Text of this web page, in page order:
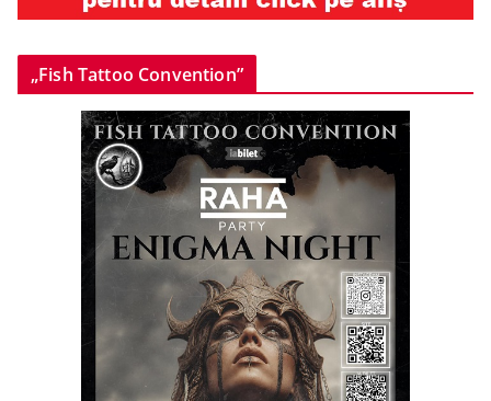
„Fish Tattoo Convention”